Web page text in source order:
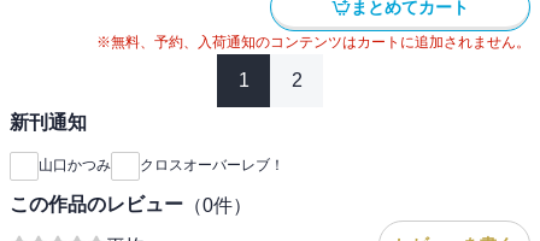
まとめてカート
※無料、予約、入荷通知のコンテンツはカートに追加されません。
1 2
新刊通知
山口かつみ クロスオーバーレブ！
この作品のレビュー （0件）